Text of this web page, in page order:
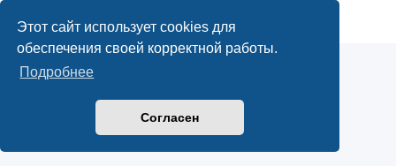
Этот сайт использует cookies для
обеспечения своей корректной работы.
Подробнее
Согласен
Конфиденциальность|Правила